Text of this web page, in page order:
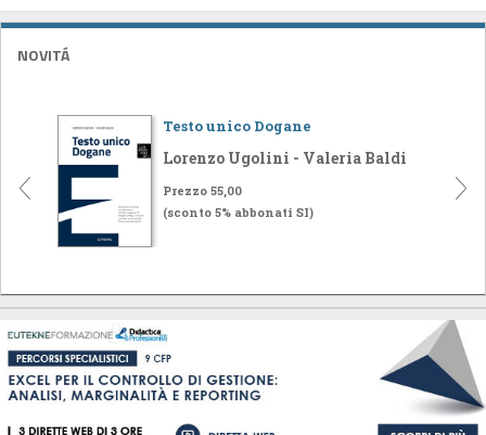
NOVITÁ
Testo unico Dogane
Lorenzo Ugolini - Valeria Baldi
Prezzo 55,00
(sconto 5% abbonati SI)